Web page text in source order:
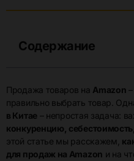
Содержание
Продажа товаров на Amazon
правильно выбрать товар.
в Китае– непростая задача:
конкуренцию,
этой статье мы расскажем,
для продаж на Amazon и на